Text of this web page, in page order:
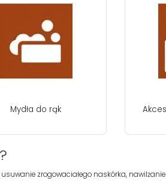
Mydła do rąk
zrogowaciałego naskórka,